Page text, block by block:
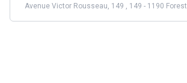
Avenue Victor Rousseau, 149 , 149 - 1190 Forest